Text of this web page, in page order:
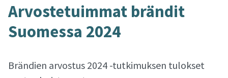
Ar­vos­te­tuim­mat brän­dit
Suo­mes­sa 2024
Brändien arvostus 2024 -tutkimuksen tulokset